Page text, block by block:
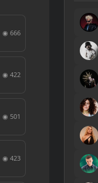
◉ 666
◉ 422
◉ 501
◉ 423